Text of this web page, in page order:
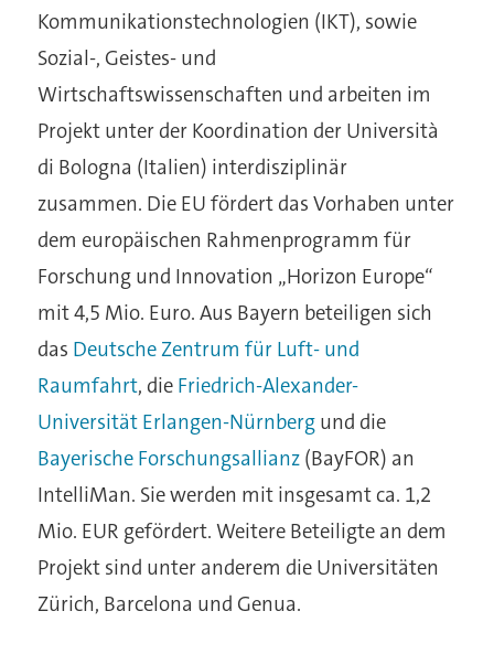
Kommunikationstechnologien (IKT), sowie
Sozial-, Geistes- und
Wirtschaftswissenschaften und arbeiten im
Projekt unter der Koordination der Università
di Bologna (Italien) interdisziplinär
zusammen. Die EU fördert das Vorhaben unter
dem europäischen Rahmenprogramm für
Forschung und Innovation „Horizon Europe“
mit 4,5 Mio. Euro. Aus Bayern beteiligen sich
das Deutsche Zentrum für Luft- und
Raumfahrt, die Friedrich-Alexander-
Universität Erlangen-Nürnberg und die
Bayerische Forschungsallianz (BayFOR) an
IntelliMan. Sie werden mit insgesamt ca. 1,2
Mio. EUR gefördert. Weitere Beteiligte an dem
Projekt sind unter anderem die Universitäten
Zürich, Barcelona und Genua.